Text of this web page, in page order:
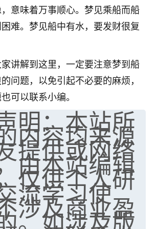
意味着万事顺心。梦见乘船而船
难。梦见船中有水，要发财很复
讲解到这里，一定要注意梦到船
问题，以免引起不必要的麻烦，
可以联系小编。
明：本站所
内容均来源
提供或网络
由本站编辑
仅供个人研
流学习使
涉及商业盈
。如涉及版
：我母亲前年离世，刚开始我经常
，后来也是朋友介绍，找到慧来老
超度法事，做梦再也没有梦到过
是半信半疑的，图个心安，给亡母
看来，人不信也不行。
11
？我对这些很感兴趣
15